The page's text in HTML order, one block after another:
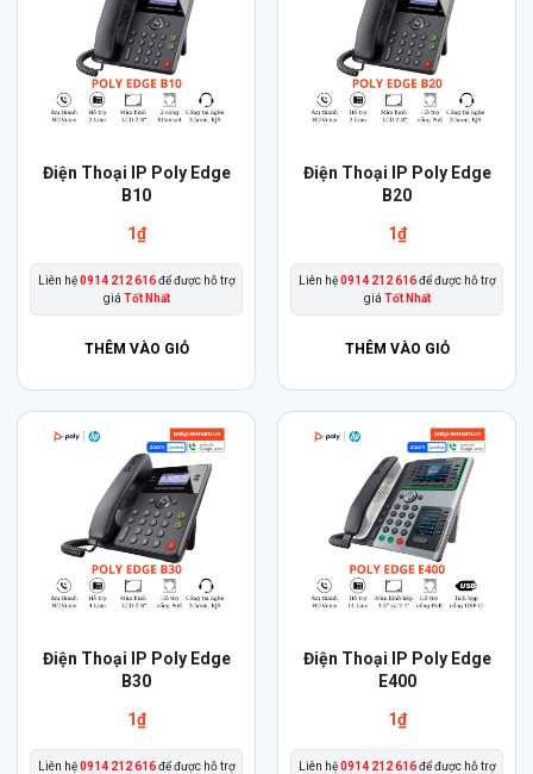
Điện Thoại IP Poly Edge
B10
1₫
Liên hệ0914 212 616để được hỗ trợ
giá Tốt Nhất
THÊM VÀO GIỎ
Điện Thoại IP Poly Edge
B20
1₫
Liên hệ0914 212 616để được hỗ trợ
giá Tốt Nhất
THÊM VÀO GIỎ
Điện Thoại IP Poly Edge
B30
1₫
Liên hệ0914 212 616để được hỗ trợ
Điện Thoại IP Poly Edge
E400
1₫
Liên hệ0914 212 616để được hỗ trợ